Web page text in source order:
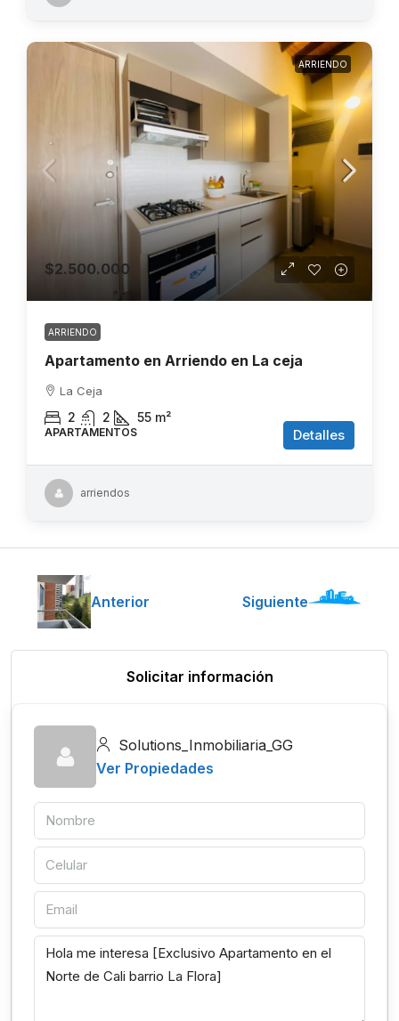
ARRIENDO
$2.500.000
ARRIENDO
Apartamento en Arriendo en La ceja
La Ceja
2 2 55 m²
APARTAMENTOS Detalles
arriendos
Anterior Siguiente
Solicitar información
Solutions_Inmobiliaria_GG
Ver Propiedades